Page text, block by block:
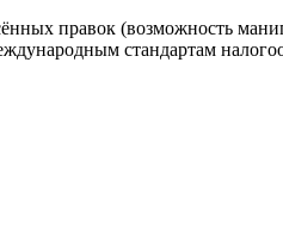
правок (возможность
стандартам